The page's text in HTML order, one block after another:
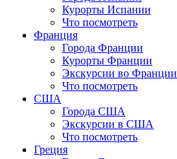
Курорты Испании
Что посмотреть
Франция
Города Франции
Курорты Франции
Экскурсии во Франции
Что посмотреть
США
Города США
Экскурсии в США
Что посмотреть
Греция